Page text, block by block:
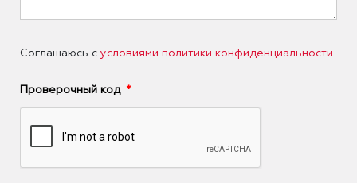
Соглашаюсь с условиями политики конфиденциальности.
Проверочный код